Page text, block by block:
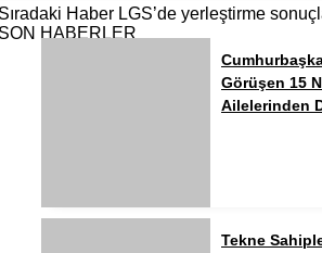
Haber LGS’de yerleştirme
HABERLER
Görüşen 15
Ailelerinden
Tekne